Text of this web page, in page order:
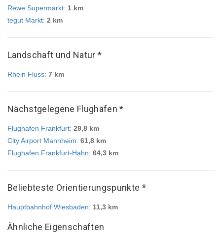
Rewe Supermarkt: 1 km
tegut Markt: 2 km
Landschaft und Natur *
Rhein Fluss: 7 km
Nächstgelegene Flughäfen *
Flughafen Frankfurt: 29,8 km
City Airport Mannheim: 61,8 km
Flughafen Frankfurt-Hahn: 64,3 km
Beliebteste Orientierungspunkte *
Hauptbahnhof Wiesbaden: 11,3 km
Ähnliche Eigenschaften